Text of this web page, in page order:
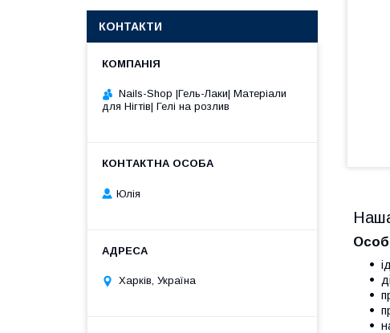
КОНТАКТИ
Nails-Shop |Гель-Лаки| Матеріали
для Нігтів| Гелі на розлив
Юлія
Харків, Україна